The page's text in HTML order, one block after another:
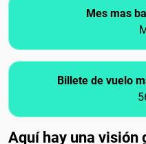
Mes mas
Billete de vuelo
Aquí hay una visión